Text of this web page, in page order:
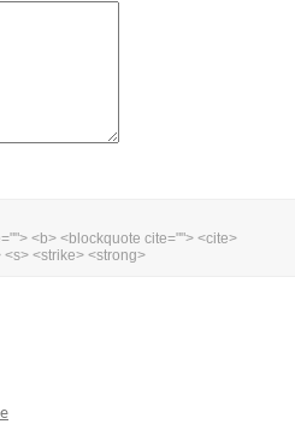
<b> <blockquote cite=""> <cite>
<strike> <strong>